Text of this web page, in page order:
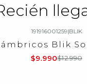
191916001259|BLIK
Blik
$9.990$12.990